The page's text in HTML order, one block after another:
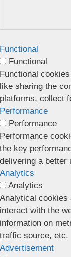
Functional
Functional
Functional
like sharing the
platforms, collect
Performance
Performance
Performance
the key
delivering a better
Analytics
Analytics
Analytical cookies
interact with the
information on
traffic source, etc.
Advertisement